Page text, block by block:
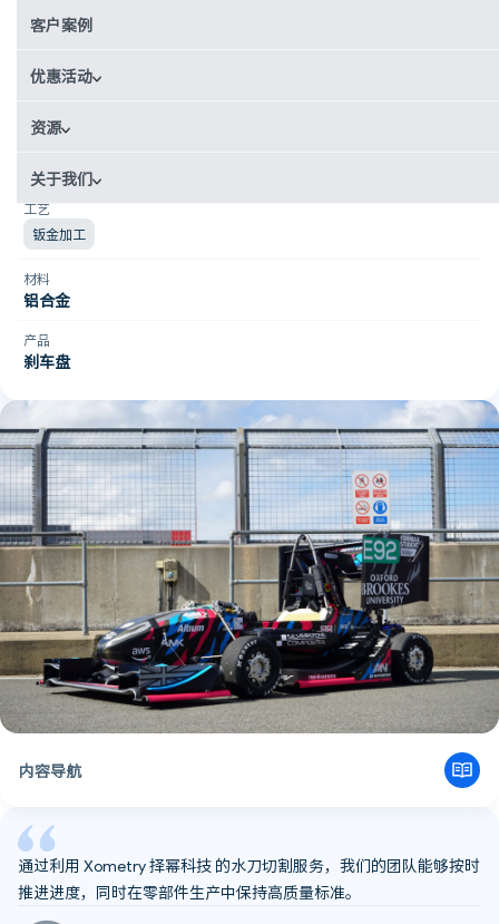
客户案例
优惠活动
资源
关于我们
汽车
国家
使用场景
工艺
钣金加工
材料
铝合金
产品
刹车盘
通过利用 Xometry 择幂科技 的水刀切割服务，我们的团队能够按时
推进进度，同时在零部件生产中保持高质量标准。
内容导航
牛津布鲁克斯赛车（OBR）：卓越传承
提升制动性能
克服挑战：校园搬迁与制造
给面临类似挑战的团队的建议